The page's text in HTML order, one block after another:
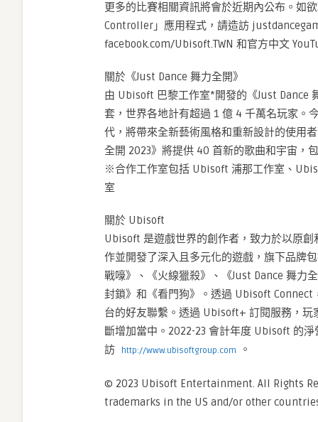
更多的比賽相關資訊將會於近期內公布。如
Controller」應用程式，請造訪
facebook.com/Ubisoft.TWN 和官方中文
關於《Just Dance 舞力全開》
由 Ubisoft 巴黎工作室*開發的《Just Dance
套，世界各地計有超過 1 億 4 千萬名玩家。
代，將帶來全新藝術風格和重新設計的使用
全開 2023》將提供 40 首新的歌曲和宇宙，
※合作工作室包括 Ubisoft 浦那工作室、
室
關於 Ubisoft
Ubisoft 是遊戲世界的創作者，致力於以原
作並開發了深入且多元化的遊戲，旗下品牌
戰嚎》、《火線獵殺》、《Just Dance 舞力
封鎖》和《看門狗》。透過 Ubisoft
台的好友聯繫。透過 Ubisoft+ 訂閱服務，
斷增加當中。2022-23 會計年度 Ubisoft 的
訪
http://www.ubisoftgroup.com 。
© 2023 Ubisoft Entertainment. All Rights
trademarks in the US and/or other